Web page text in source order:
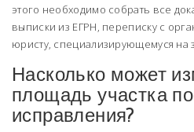
этого необходимо собрать все
выписки из ЕГРН, переписку с
юристу, специализирующемуся на
Насколько может
площадь участка
исправления?